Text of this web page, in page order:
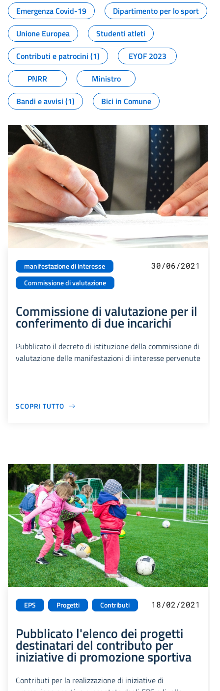
Emergenza Covid-19
Dipartimento per lo sport
Unione Europea
Studenti atleti
Contributi e patrocini (1)
EYOF 2023
PNRR
Ministro
Bandi e avvisi (1)
Bici in Comune
manifestazione di interesse
Commissione di valutazione
30/06/2021
Commissione di valutazione per il
conferimento di due incarichi
Pubblicato il decreto di istituzione della commissione di
valutazione delle manifestazioni di interesse pervenute
SCOPRI TUTTO
EPS Progetti Contributi 18/02/2021
Pubblicato l'elenco dei progetti
destinatari del contributo per
iniziative di promozione sportiva
Contributi per la realizzazione di iniziative di